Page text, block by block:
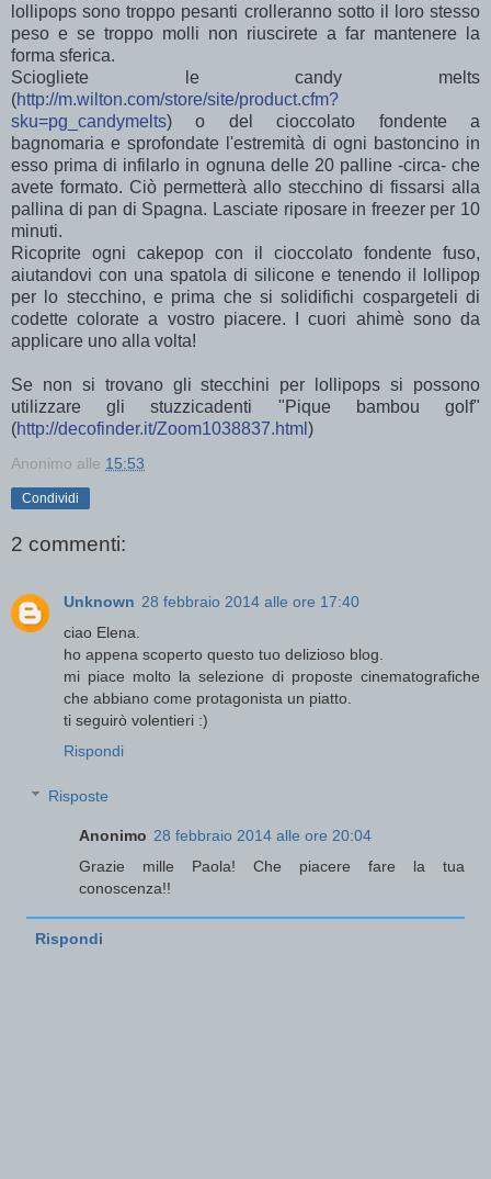
lollipops sono troppo pesanti crolleranno sotto il loro stesso
peso e se troppo molli non riuscirete a far mantenere la
forma sferica.
Sciogliete le candy melts
(http://m.wilton.com/store/site/product.cfm?
sku=pg_candymelts) o del cioccolato fondente a
bagnomaria e sprofondate l'estremità di ogni bastoncino in
esso prima di infilarlo in ognuna delle 20 palline -circa- che
avete formato. Ciò permetterà allo stecchino di fissarsi alla
pallina di pan di Spagna. Lasciate riposare in freezer per 10
minuti.
Ricoprite ogni cakepop con il cioccolato fondente fuso,
aiutandovi con una spatola di silicone e tenendo il lollipop
per lo stecchino, e prima che si solidifichi cospargeteli di
codette colorate a vostro piacere. I cuori ahimè sono da
applicare uno alla volta!
Se non si trovano gli stecchini per lollipops si possono
utilizzare gli stuzzicadenti "Pique bambou golf"
(http://decofinder.it/Zoom1038837.html )
Anonimo alle 15:53
Condividi
2 commenti:
Unknown 28 febbraio 2014 alle ore 17:40
ciao Elena.
ho appena scoperto questo tuo delizioso blog.
mi piace molto la selezione di proposte cinematografiche
che abbiano come protagonista un piatto.
ti seguirò volentieri :)
Rispondi
Risposte
Anonimo 28 febbraio 2014 alle ore 20:04
Grazie mille Paola! Che piacere fare la tua
conoscenza!!
Rispondi